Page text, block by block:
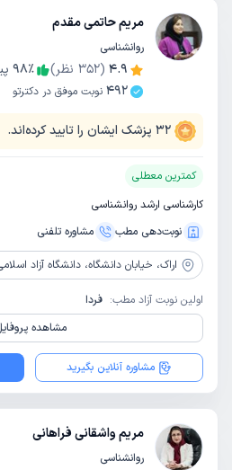
مریم حاتمی مقدم
روانشناسی
4.9
(
352 نظر) 98٪
492 نوبت موفق در دکترتو
32 پزشک ایشان را تایید کرده‌اند.
کمترین معطلی
کارشناسی ارشد روانشناسی
نوبت‌دهی مطب
مشاوره‌ تلفنی
اراک، خیابان دانشگاه، دانشگاه آزاد اسلامی واحد قنات، (داخل دانشگاه)،
اولین نوبت آزاد مطب: فردا
مشاهده
مشاوره آنلاین بگیرید
مریم واشقانی فراهانی
روانشناسی